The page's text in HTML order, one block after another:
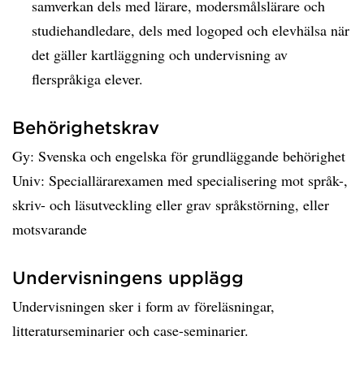
samverkan dels med lärare, modersmålslärare och
studiehandledare, dels med logoped och elevhälsa när
det gäller kartläggning och undervisning av
flerspråkiga elever.
Behörighetskrav
Gy: Svenska och engelska för grundläggande behörighet
Univ: Speciallärarexamen med specialisering mot språk-,
skriv- och läsutveckling eller grav språkstörning, eller
motsvarande
Undervisningens upplägg
Undervisningen sker i form av föreläsningar,
litteraturseminarier och case-seminarier.